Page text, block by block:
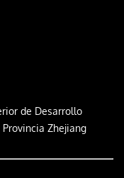
de Desarrollo
Zhejiang